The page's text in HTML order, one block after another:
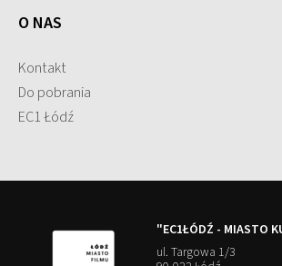
O NAS
Kontakt
Do pobrania
EC1 Łódź
"EC1ŁÓDŹ - MIASTO
ul. Targowa 1/3